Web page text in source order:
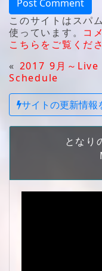
このサイトはスパ
使っています。 コ
こちらをご覧くだ
« 2017 9月～Live
Schedule
サイトの更新情報
となり